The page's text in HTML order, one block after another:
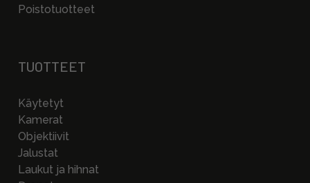
Poistotuotteet
TUOTTEET
Käytetyt
Kamerat
Objektiivit
Jalustat
Laukut ja hihnat